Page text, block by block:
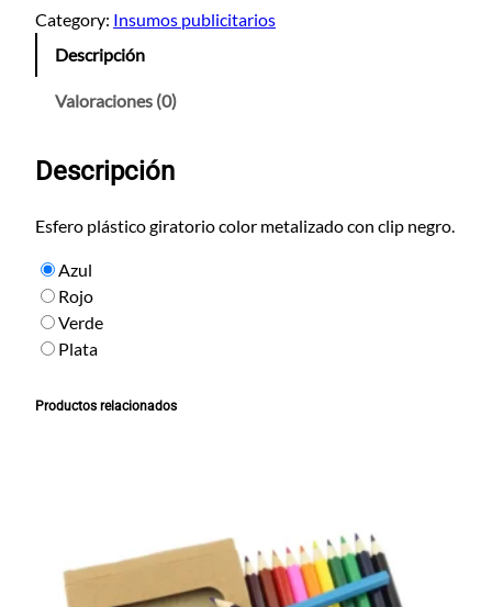
f
e
k
r
c
a
n
d
Category: Insumos publicitarios
Descripción
Valoraciones (0)
Descripción
Esfero plástico giratorio color metalizado con clip negro.
Azul
Rojo
Verde
Plata
Productos relacionados